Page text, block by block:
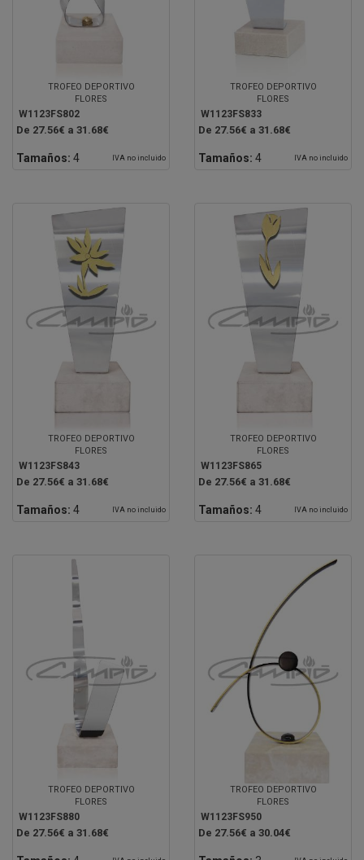
TROFEO DEPORTIVO
FLORES
W1123FS802
De 27.56€ a 31.68€
Tamaños: 4 IVA no incluido
TROFEO DEPORTIVO
FLORES
W1123FS833
De 27.56€ a 31.68€
Tamaños: 4 IVA no incluido
TROFEO DEPORTIVO
FLORES
W1123FS843
De 27.56€ a 31.68€
Tamaños: 4 IVA no incluido
TROFEO DEPORTIVO
FLORES
W1123FS865
De 27.56€ a 31.68€
Tamaños: 4 IVA no incluido
TROFEO DEPORTIVO
FLORES
W1123FS880
De 27.56€ a 31.68€
TROFEO DEPORTIVO
FLORES
W1123FS950
De 27.56€ a 30.04€